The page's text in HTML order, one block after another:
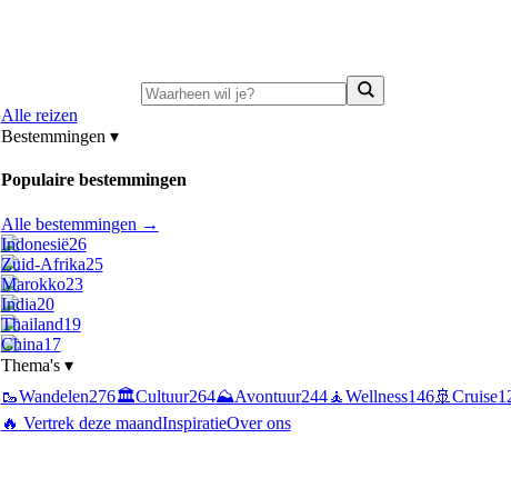
Alle reizen
Bestemmingen ▾
Populaire bestemmingen
Alle bestemmingen →
Indonesië26
Zuid-Afrika25
Marokko23
India20
Thailand19
China17
Thema's ▾
🥾Wandelen276🏛️Cultuur264⛰️Avontuur244🧘Wellness146🚢 Cruise
🔥 Vertrek deze maandInspiratieOver ons